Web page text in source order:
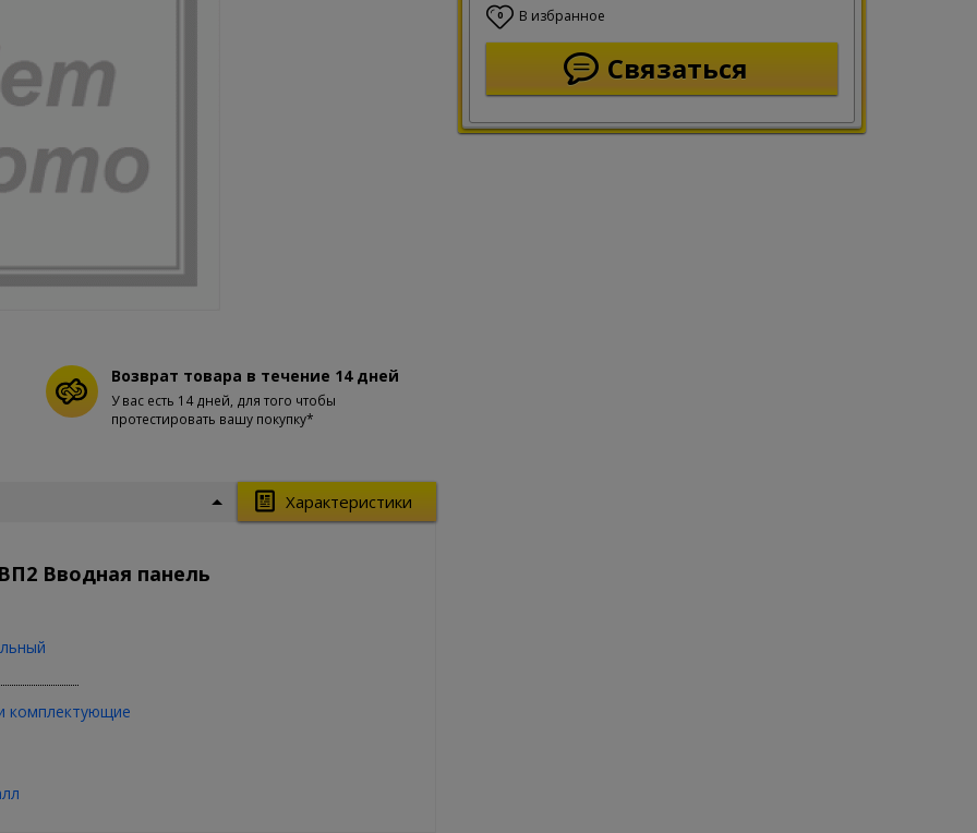
0 В избранное
Связаться
Возврат товара в течение 14 дней
У вас есть 14 дней, для того чтобы
протестировать вашу покупку*
Характеристики
Вводная панель
комплектующие